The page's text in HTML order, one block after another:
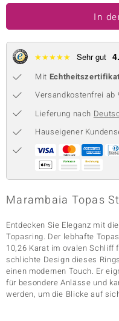
BY DE MELO
Collection
Classics
In
★★★★★ Sehr gut
Mit Echtheitszertifikat
Versandkostenfrei ab
Lieferung nach
Hauseigener
Marambaia Topas
Entdecken Sie Eleganz mit
Topasring. Der lebhafte
10,26 Karat im ovalen
schlichte Design dieses
einen modernen Touch. Er
für besondere Anlässe und
werden, um die Blicke auf